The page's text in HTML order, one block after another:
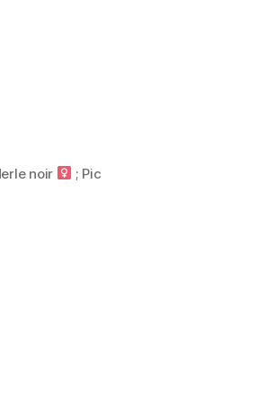
noir
; Pic